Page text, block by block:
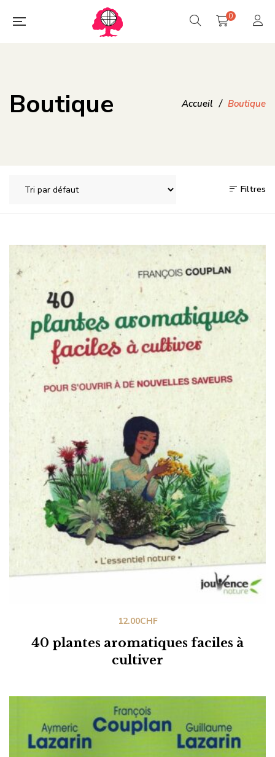
0
Boutique Accueil / Boutique
Filtres
40 plantes aromatiques faciles à
cultiver
12.00CHF